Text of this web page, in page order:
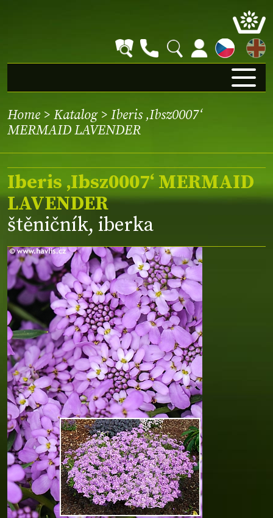
EN
Home > Katalog> Iberis ‚Ibsz0007‘
MERMAID LAVENDER
Iberis ‚Ibsz0007‘ MERMAID
LAVENDER
štěničník, iberka